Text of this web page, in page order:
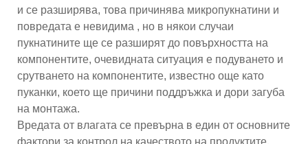
и се разширява, това причинява микропукнатини и
повредата е невидима , но в някои случаи
пукнатините ще се разширят до повърхността на
компонентите, очевидната ситуация е подуването и
срутването на компонентите, известно още като
пуканки, което ще причини поддръжка и дори загуба
на монтажа.
Вредата от влагата се превърна в един от основните
фактори за контрол на качеството на продуктите.